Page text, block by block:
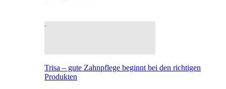
Trisa – gute Zahnpflege beginnt bei den richtigen
Produkten